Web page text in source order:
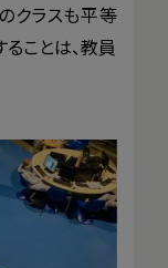
クラスも平等
ことは、教員